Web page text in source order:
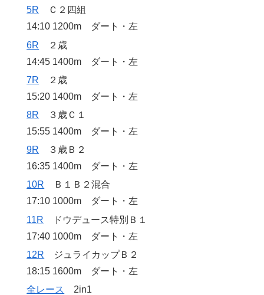
5R Ｃ２四組
14:10 1200m ダート・左
6R ２歳
14:45 1400m ダート・左
7R ２歳
15:20 1400m ダート・左
8R ３歳Ｃ１
15:55 1400m ダート・左
9R ３歳Ｂ２
16:35 1400m ダート・左
10R Ｂ１Ｂ２混合
17:10 1000m ダート・左
11R ドウデュース特別Ｂ１
17:40 1000m ダート・左
12R ジュライカップＢ２
18:15 1600m ダート・左
全レース
2in1